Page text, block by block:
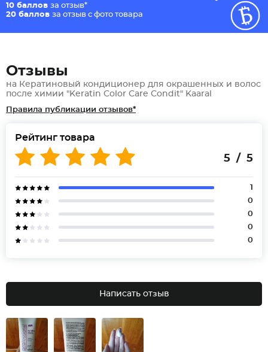
10 баллов за отзыв*
20 баллов за отзыв с фото товара
Отзывы
на Кератиновый кондиционер для окрашенных и волос
после химии "Keratin Color Care Condit" Kaaral
Правила публикации отзывов*
Рейтинг товара
5 / 5
1
0
0
0
0
Написать отзыв